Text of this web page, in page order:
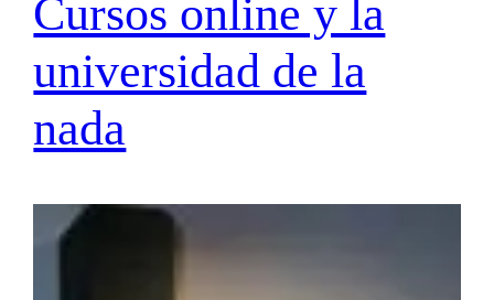
Cursos online y la
universidad de la
nada